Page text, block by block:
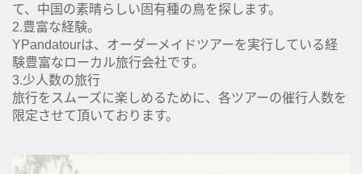
て、中国の素晴らしい固有種の鳥を探します。
2.豊富な経験。
YPandatourは、オーダーメイドツアーを実行している経
験豊富なローカル旅行会社です。
3.少人数の旅行
旅行をスムーズに楽しめるために、各ツアーの催行人数を
限定させて頂いております。